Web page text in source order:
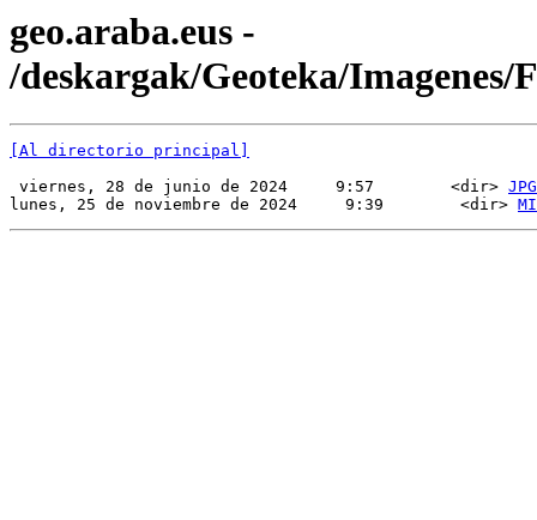
geo.araba.eus -
/deskargak/Geoteka/Imagenes/
[Al directorio principal]
viernes, 28 de junio de 2024     9:57        <dir> JPG
lunes, 25 de noviembre de 2024     9:39        <dir>